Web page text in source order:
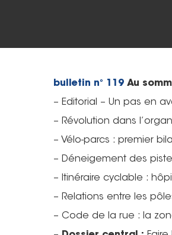
bulletin n° 119 Au
– Editorial – Un pas en
– Révolution dans
– Vélo-parcs : premier
– Déneigement des
– Itinéraire cyclable :
– Relations entre les
– Code de la rue : la